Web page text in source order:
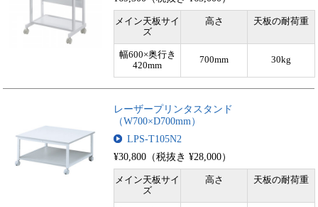
メイン天板サイ
ズ
高さ 天板の耐荷重
幅600×奥行き
420mm
700mm 30kg
レーザープリンタスタンド
（W700×D700mm）
LPS-T105N2
¥30,800（税抜き ¥28,000）
メイン天板サイ
ズ
高さ 天板の耐荷重